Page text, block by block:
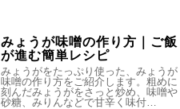
みょうが味噌の作り方｜ご飯
が進む簡単レシピ
みょうがをたっぷり使った、みょうが
味噌の作り方をご紹介します。粗めに
刻んだみょうがをさっと炒め、味噌や
砂糖、みりんなどで甘辛く味付…